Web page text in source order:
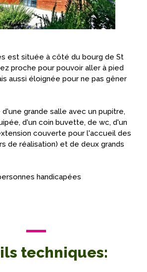
est située à côté du bourg de St
proche pour pouvoir aller à pied
aussi éloignée pour ne pas gêner
grande salle avec un pupitre,
d'un coin buvette, de wc, d'un
couverte pour l'accueil des
de réalisation) et de deux grands
handicapées
techniques: